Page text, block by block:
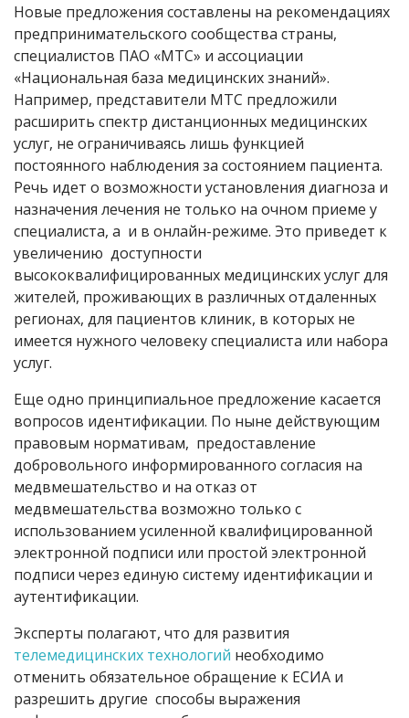
Новые предложения составлены на рекомендациях
предпринимательского сообщества страны,
специалистов ПАО «МТС» и ассоциации
«Национальная база медицинских знаний».
Например, представители МТС предложили
расширить спектр дистанционных медицинских
услуг, не ограничиваясь лишь функцией
постоянного наблюдения за состоянием пациента.
Речь идет о возможности установления диагноза и
назначения лечения не только на очном приеме у
специалиста, а и в онлайн-режиме. Это приведет к
увеличению доступности
высококвалифицированных медицинских услуг для
жителей, проживающих в различных отдаленных
регионах, для пациентов клиник, в которых не
имеется нужного человеку специалиста или набора
услуг.
Еще одно принципиальное предложение касается
вопросов идентификации. По ныне действующим
правовым нормативам, предоставление
добровольного информированного согласия на
медвмешательство и на отказ от
медвмешательства возможно только с
использованием усиленной квалифицированной
электронной подписи или простой электронной
подписи через единую систему идентификации и
аутентификации.
Эксперты полагают, что для развития
телемедицинских технологий необходимо
отменить обязательное обращение к ЕСИА и
разрешить другие способы выражения